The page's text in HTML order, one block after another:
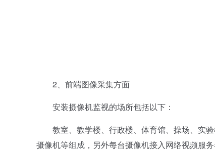
2、前端图像采集方面
安装摄像机监视的场所包括以下：
教室、教学楼、行政楼、体育馆、操场、实验
摄像机等组成，另外每台摄像机接入网络视频服